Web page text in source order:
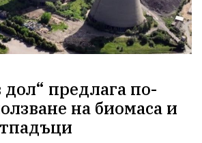
предлага по-
на биомаса и